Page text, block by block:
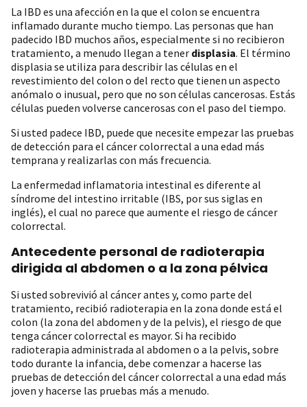
La IBD es una afección en la que el colon se encuentra
inflamado durante mucho tiempo. Las personas que han
padecido IBD muchos años, especialmente si no recibieron
tratamiento, a menudo llegan a tener displasia. El término
displasia se utiliza para describir las células en el
revestimiento del colon o del recto que tienen un aspecto
anómalo o inusual, pero que no son células cancerosas. Estás
células pueden volverse cancerosas con el paso del tiempo.
Si usted padece IBD, puede que necesite empezar las pruebas
de detección para el cáncer colorrectal a una edad más
temprana y realizarlas con más frecuencia.
La enfermedad inflamatoria intestinal es diferente al
síndrome del intestino irritable (IBS, por sus siglas en
inglés), el cual no parece que aumente el riesgo de cáncer
colorrectal.
Antecedente personal de radioterapia
dirigida al abdomen o a la zona pélvica
Si usted sobrevivió al cáncer antes y, como parte del
tratamiento, recibió radioterapia en la zona donde está el
colon (la zona del abdomen y de la pelvis), el riesgo de que
tenga cáncer colorrectal es mayor. Si ha recibido
radioterapia administrada al abdomen o a la pelvis, sobre
todo durante la infancia, debe comenzar a hacerse las
pruebas de detección del cáncer colorrectal a una edad más
joven y hacerse las pruebas más a menudo.